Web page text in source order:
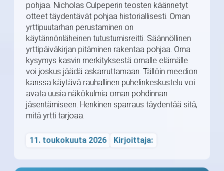
pohjaa. Nicholas Culpeperin teosten käännetyt
otteet täydentävät pohjaa historiallisesti. Oman
yrttipuutarhan perustaminen on
käytännönläheinen tutustumisreitti. Säännöllinen
yrttipäiväkirjan pitäminen rakentaa pohjaa. Oma
kysymys kasvin merkityksestä omalle elämälle
voi joskus jäädä askarruttamaan. Tällöin meedion
kanssa käytävä rauhallinen puhelinkeskustelu voi
avata uusia näkökulmia oman pohdinnan
jäsentämiseen. Henkinen sparraus täydentää sitä,
mitä yrtti tarjoaa.
11. toukokuuta 2026 Kirjoittaja: